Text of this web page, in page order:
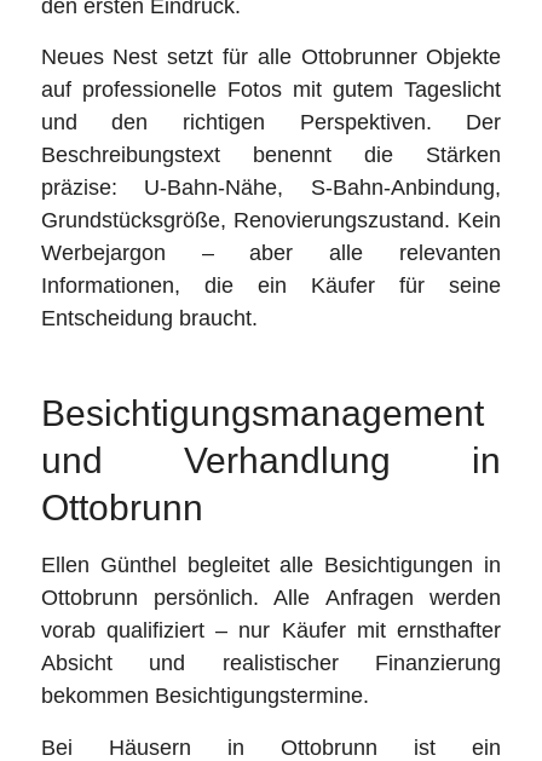
den ersten Eindruck.
Neues Nest setzt für alle Ottobrunner Objekte
auf professionelle Fotos mit gutem Tageslicht
und den richtigen Perspektiven. Der
Beschreibungstext benennt die Stärken
präzise: U-Bahn-Nähe, S-Bahn-Anbindung,
Grundstücksgröße, Renovierungszustand. Kein
Werbejargon – aber alle relevanten
Informationen, die ein Käufer für seine
Entscheidung braucht.
Besichtigungsmanagement
und Verhandlung in
Ottobrunn
Ellen Günthel begleitet alle Besichtigungen in
Ottobrunn persönlich. Alle Anfragen werden
vorab qualifiziert – nur Käufer mit ernsthafter
Absicht und realistischer Finanzierung
bekommen Besichtigungstermine.
Bei Häusern in Ottobrunn ist ein